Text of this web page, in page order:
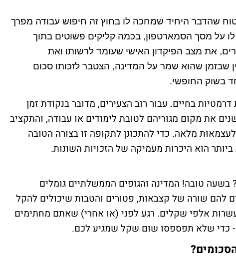
שהדבר היחיד שמחכה לו בחוץ זה חיפוש עבודה מפרך
על מסך הסמארטפון, בכמה קליקים פשוטים בתוך
את מצב הפיקדון האישי שעומד לרשותו ואת
שבזמן שהוא שמר על המדינה, הצטבר לזכותו סכום
בשוק החופשי.
בחיים. עבור רוב הצעירים, מדובר בנקודת זמן
את מקום מגוריהם לטובת לימודים או עבודה, והתקציב
מלאה. כדי להתכונן לתקופה זו בצורה הטובה
הוא היכרות מעמיקה של הזכויות השונות.
טובה! המדינה והגופים הממשלתיים גומלים
להם שורה של קצבאות, פטורים והטבות שיכולים להקל
עשרות אלפי שקלים. רגע לפני (או אחרי) שאתם מחתימים
- כדי שלא תפספסו שום שקל שמגיע לכם.